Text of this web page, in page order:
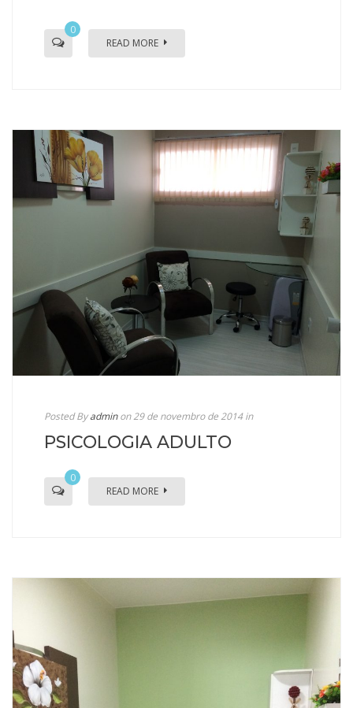
0
READ MORE
Posted Byadmin on 29 de novembro de 2014in
PSICOLOGIA ADULTO
0
READ MORE